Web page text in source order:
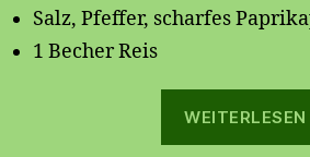
Salz, Pfeffer, scharfes
1 Becher Reis
WEITERLESEN